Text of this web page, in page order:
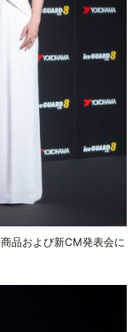
品および新CM発表会に